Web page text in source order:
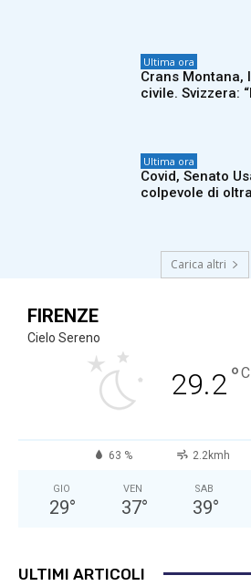
Ultima ora
Crans Montana,
civile. Svizzera:
Ultima ora
Covid, Senato
colpevole di
Carica altri
FIRENZE
Cielo Sereno
29.2°C
63 % 2.2kmh
GIO
29°
VEN
37°
SAB
39°
ULTIMI ARTICOLI